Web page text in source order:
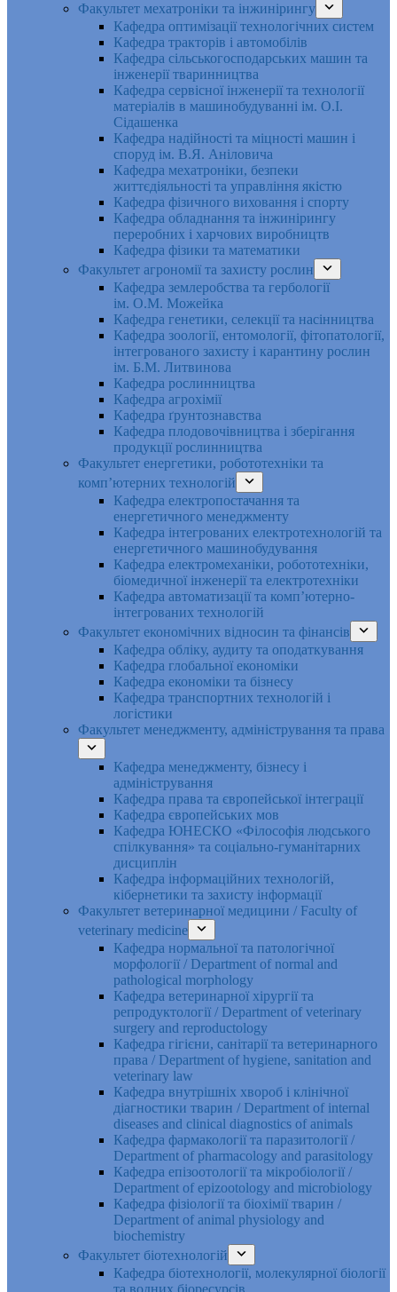
Факультет мехатроніки та інжинірингу
Кафедра оптимізації технологічних систем
Кафедра тракторів і автомобілів
Кафедра сільськогосподарських машин та
інженерії тваринництва
Кафедра cервісної інженерії та технології
матеріалів в машинобудуванні ім. О.І.
Сідашенка
Кафедра надійності та міцності машин і
споруд ім. В.Я. Аніловича
Кафедра мехатроніки, безпеки
життєдіяльності та управління якістю
Кафедра фізичного виховання і спорту
Кафедра обладнання та інжинірингу
переробних і харчових виробництв
Кафедра фізики та математики
Факультет агрономії та захисту рослин
Кафедра землеробства та гербології
ім. О.М. Можейка
Кафедра генетики, селекції та насінництва
Кафедра зоології, ентомології, фітопатології,
інтегрованого захисту і карантину рослин
ім. Б.М. Литвинова
Кафедра рослинництва
Кафедра агрохімії
Кафедра ґрунтознавства
Кафедра плодовочівництва і зберігання
продукції рослинництва
Факультет енергетики, робототехніки та
комп’ютерних технологій
Кафедра електропостачання та
енергетичного менеджменту
Кафедра інтегрованих електротехнологій та
енергетичного машинобудування
Кафедра електромеханіки, робототехніки,
біомедичної інженерії та електротехніки
Кафедра автоматизації та комп’ютерно-
інтегрованих технологій
Факультет економічних відносин та фінансів
Кафедра обліку, аудиту та оподаткування
Кафедра глобальної економіки
Кафедра економіки та бізнесу
Кафедра транспортних технологій і
логістики
Факультет менеджменту, адміністрування та права
Кафедра менеджменту, бізнесу і
адміністрування
Кафедра права та європейської інтеграції
Кафедра європейських мов
Кафедра ЮНЕСКО «Філософія людського
спілкування» та соціально-гуманітарних
дисциплін
Кафедра інформаційних технологій,
кібернетики та захисту інформації
Факультет ветеринарної медицини / Faculty of
veterinary medicine
Кафедра нормальної та патологічної
морфології / Department of normal and
pathological morphology
Кафедра ветеринарної хірургії та
репродуктології / Department of veterinary
surgery and reproductology
Кафедра гігієни, санітарії та ветеринарного
права / Department of hygiene, sanitation and
veterinary law
Кафедра внутрішніх хвороб і клінічної
діагностики тварин / Department of internal
diseases and clinical diagnostics of animals
Кафедра фармакології та паразитології /
Department of pharmacology and parasitology
Кафедра епізоотології та мікробіології /
Department of epizootology and microbiology
Кафедра фізіології та біохімії тварин /
Department of animal physiology and
biochemistry
Факультет біотехнологій
Кафедра біотехнології, молекулярної біології
та водних біоресурсів